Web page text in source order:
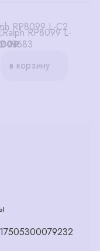
RP8099 L-C2
в корзину